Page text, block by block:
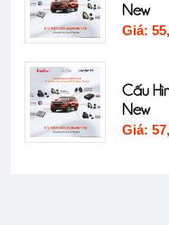
New
Giá:
Cấu
New
Giá: